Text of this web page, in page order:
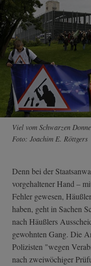
Viel vom Schwarzen
Foto: Joachim E. Röttgers
Denn bei der
vorgehaltener Hand –
Fehler gewesen,
haben, geht in Sachen
nach Häußlers
gewohnten Gang. Die
Polizisten "wegen
nach zweiwöchiger